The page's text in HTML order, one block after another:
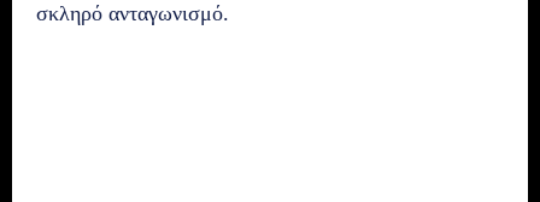
σκληρό ανταγωνισμό.